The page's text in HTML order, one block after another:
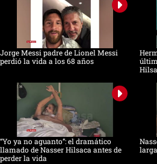
Jorge Messi padre de Lionel Messi
perdió la vida a los 68 años
“Yo ya no aguanto”: el dramático
llamado de Nasser Hilsaca antes de
perder la vida